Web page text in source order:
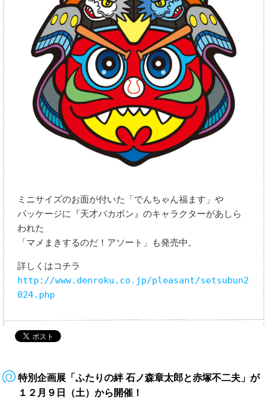
ミニサイズのお面が付いた「でんちゃん福ます」や
パッケージに『天才バカボン』のキャラクターがあしら
われた
「マメまきするのだ！アソート」も発売中。
詳しくはコチラ
http://www.denroku.co.jp/pleasant/setsubun2
024.php
特別企画展「ふたりの絆 石ノ森章太郎と赤塚不二夫」が
１２月９日（土）から開催！